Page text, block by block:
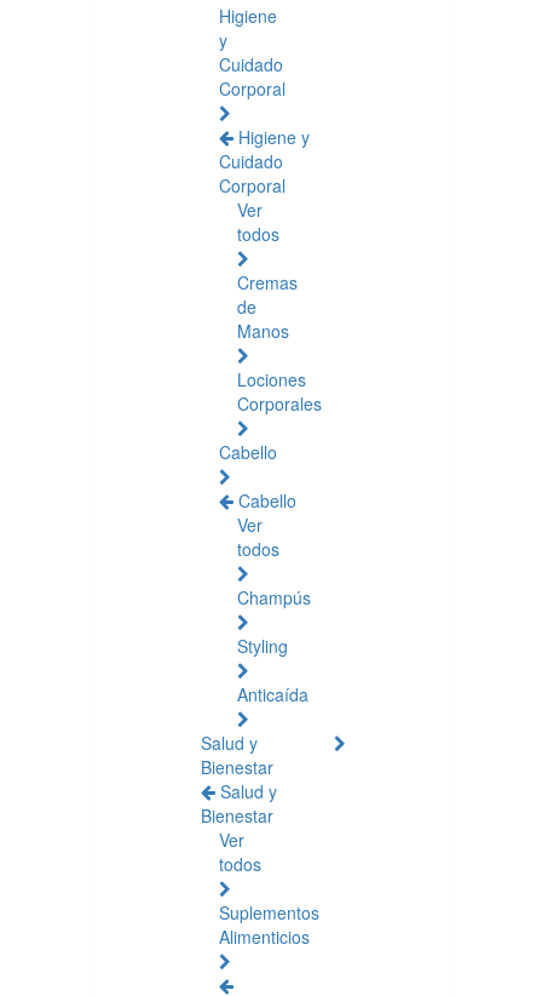
Higiene
y
Cuidado
Corporal
Higiene y
Cuidado
Corporal
Ver
todos
Cremas
de
Manos
Lociones
Corporales
Cabello
Cabello
Ver
todos
Champús
Styling
Anticaída
Salud y
Bienestar
Salud y
Bienestar
Ver
todos
Suplementos
Alimenticios